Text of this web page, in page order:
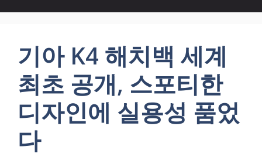
기아 K4 해치백 세계
최초 공개, 스포티한
디자인에 실용성 품었
다